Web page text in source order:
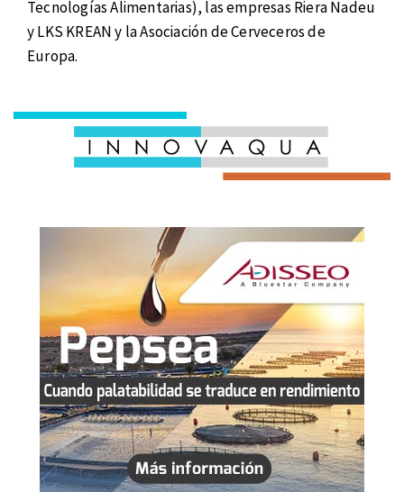
Tecnologías Alimentarias), las empresas Riera Nadeu
y LKS KREAN y la Asociación de Cerveceros de
Europa.